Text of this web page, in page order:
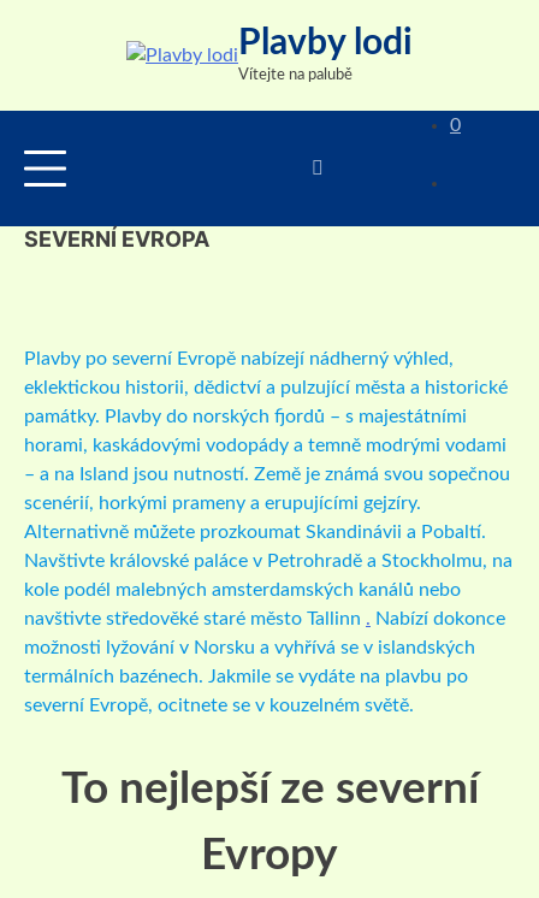
Plavby lodi
Vítejte na palubě
0
SEVERNÍ EVROPA
Plavby po severní Evropě nabízejí nádherný výhled,
eklektickou historii, dědictví a pulzující města a historické
památky. Plavby do norských fjordů – s majestátními
horami, kaskádovými vodopády a temně modrými vodami
– a na Island jsou nutností. Země je známá svou sopečnou
scenérií, horkými prameny a erupujícími gejzíry.
Alternativně můžete prozkoumat Skandinávii a Pobaltí.
Navštivte královské paláce v Petrohradě a Stockholmu, na
kole podél malebných amsterdamských kanálů nebo
navštivte středověké staré město Tallinn . Nabízí dokonce
možnosti lyžování v Norsku a vyhřívá se v islandských
termálních bazénech. Jakmile se vydáte na plavbu po
severní Evropě, ocitnete se v kouzelném světě.
To nejlepší ze severní
Evropy